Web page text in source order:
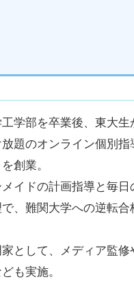
学部を卒業後、東大生
題のオンライン個別指
創業。
イドの計画指導と毎日
、難関大学への逆転合
として、メディア監修
も実施。